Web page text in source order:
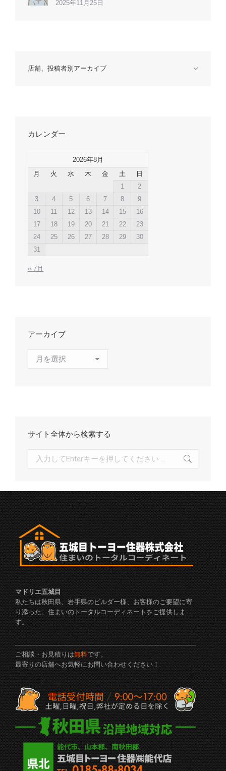
2025年11月25日
店舗、投稿者別アーカイブ
カレンダー
2026年8月
月
火 水 木 金 土
日
1
2
3
4 5 6 7 8
9
10
11 12 13 14 15
16
17
18 19 20 21 22
23
24
25 26 27 28 29
30
31
« 7月
アーカイブ
サイト全体から検索する
マドリエ五城目
私たちは秋田県、岩手県のビルダー様、お客様のご要望に寄
り添った、住まいのトータルコーディネートをご提供しま
す。
ご相談・お見積りは無料です。
最寄りの店舗へお気軽にお問い合わせください！